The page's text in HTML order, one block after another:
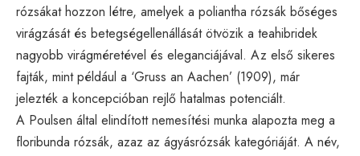
rózsákat hozzon létre, amelyek a poliantha rózsák bőséges
virágzását és betegségellenállását ötvözik a teahibridek
nagyobb virágméretével és eleganciájával. Az első sikeres
fajták, mint például a ‘Gruss an Aachen’ (1909), már
jelezték a koncepcióban rejlő hatalmas potenciált.
A Poulsen által elindított nemesítési munka alapozta meg a
floribunda rózsák, azaz az ágyásrózsák kategóriáját. A név,